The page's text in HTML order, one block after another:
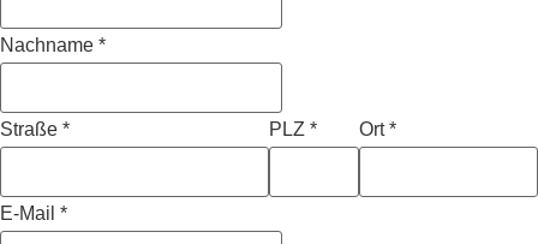
Nachname *
Straße * PLZ * Ort*
E-Mail *